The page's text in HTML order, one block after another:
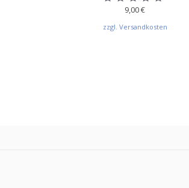
Bewertet mit
4.80
9,00€
zzgl. Versandkosten